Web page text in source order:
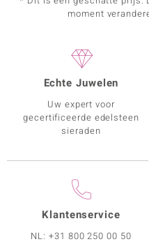
moment
Echte Juwelen
Uw expert voor
gecertificeerde edelsteen
sieraden
Klantenservice
NL:+31 800 250 00 50